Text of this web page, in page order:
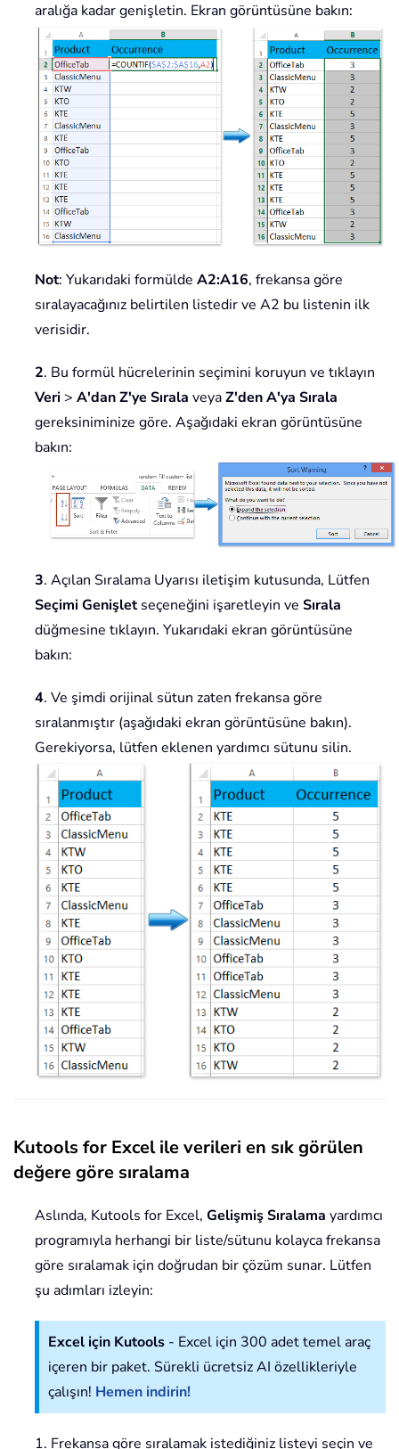
aralığa kadar genişletin. Ekran görüntüsüne bakın:
Not: Yukarıdaki formülde A2:A16, frekansa göre
sıralayacağınız belirtilen listedir ve A2 bu listenin ilk
verisidir.
2. Bu formül hücrelerinin seçimini koruyun ve tıklayın
Veri > A'dan Z'ye Sırala veyaZ'den A'ya Sırala
gereksiniminize göre. Aşağıdaki ekran görüntüsüne
bakın:
3. Açılan Sıralama Uyarısı iletişim kutusunda, Lütfen
Seçimi Genişletseçeneğini işaretleyin ve Sırala
düğmesine tıklayın. Yukarıdaki ekran görüntüsüne
bakın:
4. Ve şimdi orijinal sütun zaten frekansa göre
sıralanmıştır (aşağıdaki ekran görüntüsüne bakın).
Gerekiyorsa, lütfen eklenen yardımcı sütunu silin.
Kutools for Excel ile verileri en sık görülen
değere göre sıralama
Aslında, Kutools for Excel, Gelişmiş Sıralama yardımcı
programıyla herhangi bir liste/sütunu kolayca frekansa
göre sıralamak için doğrudan bir çözüm sunar. Lütfen
şu adımları izleyin:
Excel için Kutools - Excel için 300 adet temel araç
içeren bir paket. Sürekli ücretsiz AI özellikleriyle
çalışın! Hemen indirin!
1. Frekansa göre sıralamak istediğiniz listeyi seçin ve